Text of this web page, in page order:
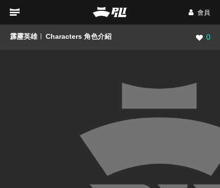
會員
霹靂英雄 Characters 角色介紹 瀏覽
0